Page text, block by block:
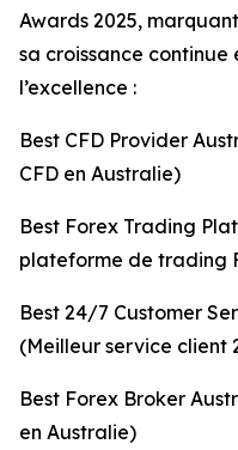
Awards 2025,
sa croissance
l’excellence :
Best CFD Provider
CFD en Australie)
Best Forex Trading
plateforme de trading
Best 24/7 Customer
(Meilleur service client
Best Forex Broker
en Australie)